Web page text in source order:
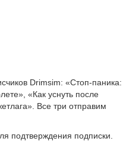
Drimsim: «Стоп-паника:
«Как уснуть после
Все три отправим
подтверждения подписки.